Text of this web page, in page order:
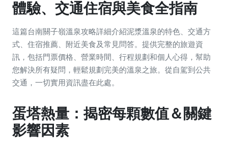
體驗、交通住宿與美食全指南
這篇台南關子嶺溫泉攻略詳細介紹泥漿溫泉的特色、交通方
式、住宿推薦、附近美食及常見問答。提供完整的旅遊資
訊，包括門票價格、營業時間、行程規劃和個人心得，幫助
您解決所有疑問，輕鬆規劃完美的溫泉之旅。從自駕到公共
交通，一切實用資訊盡在此處。
蛋塔熱量：揭密每顆數值＆關鍵
影響因素